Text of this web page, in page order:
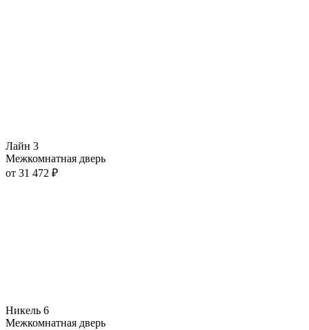
Лайн 3
Межкомнатная дверь
от 31 472 ₽
Никель 6
Межкомнатная дверь